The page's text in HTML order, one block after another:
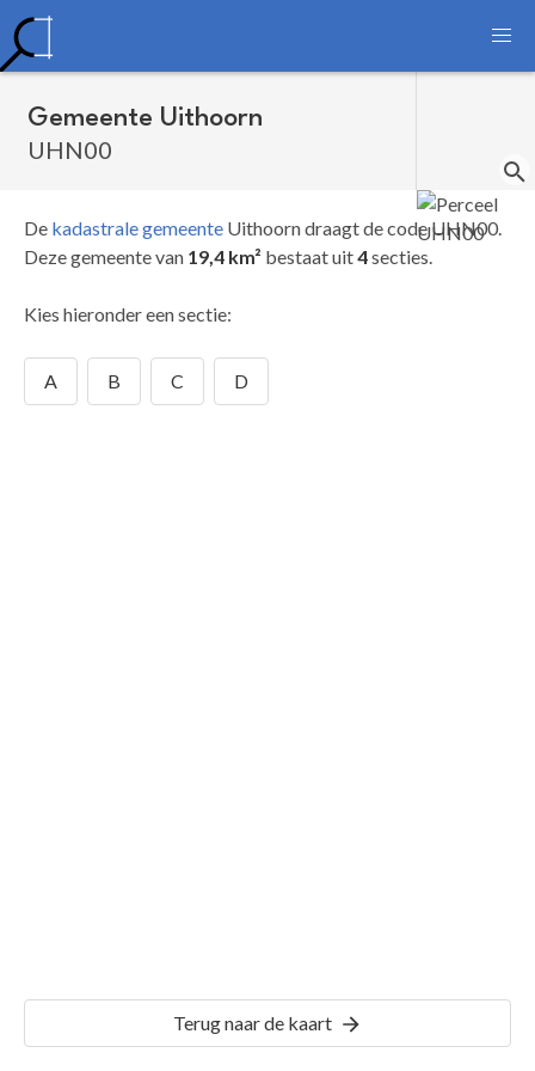
Gemeente Uithoorn
UHN00
De kadastrale gemeente Uithoorn draagt de code UHN00.
Deze gemeente van 19,4 km² bestaat uit4secties.
Kies hieronder een sectie:
A B C D
Terug naar de kaart
UHN00